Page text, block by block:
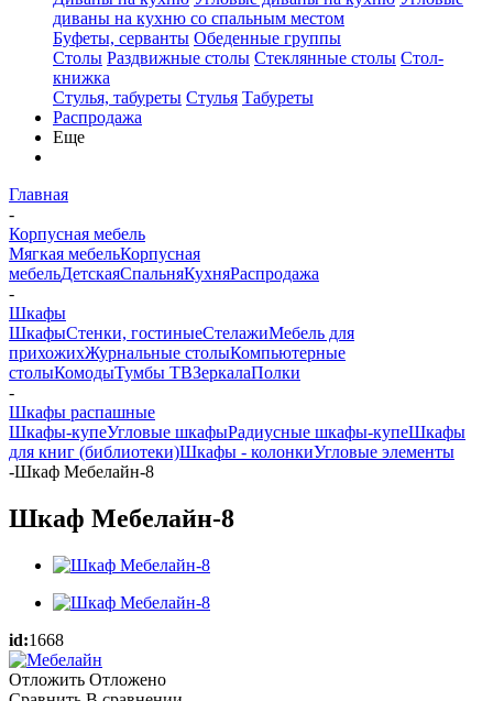
диваны на кухню со спальным местом
Буфеты, серванты Обеденные группы
Столы Раздвижные столы Стеклянные столы Стол-
книжка
Стулья, табуреты Стулья Табуреты
Распродажа
Еще
Главная
-
Корпусная мебель
Мягкая мебельКорпусная
мебельДетскаяСпальняКухняРаспродажа
-
Шкафы
ШкафыСтенки, гостиныеСтелажиМебель для
прихожихЖурнальные столыКомпьютерные
столыКомодыТумбы ТВЗеркалаПолки
-
Шкафы распашные
Шкафы-купеУгловые шкафыРадиусные шкафы-купеШкафы
для книг (библиотеки)Шкафы - колонкиУгловые элементы
-Шкаф Мебелайн-8
Шкаф Мебелайн-8
id:1668
Отложить Отложено